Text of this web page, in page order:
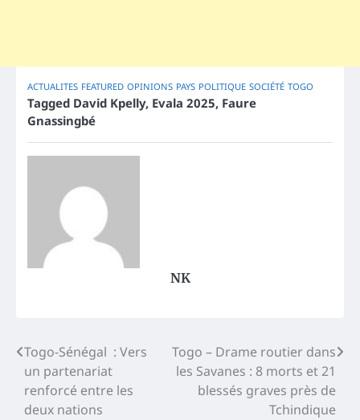
ACTUALITES FEATURED OPINIONS PAYS POLITIQUE SOCIÉTÉ TOGO
Tagged David Kpelly, Evala 2025, Faure
Gnassingbé
NK
Post
navigation
Togo-Sénégal : Vers
un partenariat
renforcé entre les
deux nations
Togo – Drame routier dans
les Savanes : 8 morts et 21
blessés graves près de
Tchindique